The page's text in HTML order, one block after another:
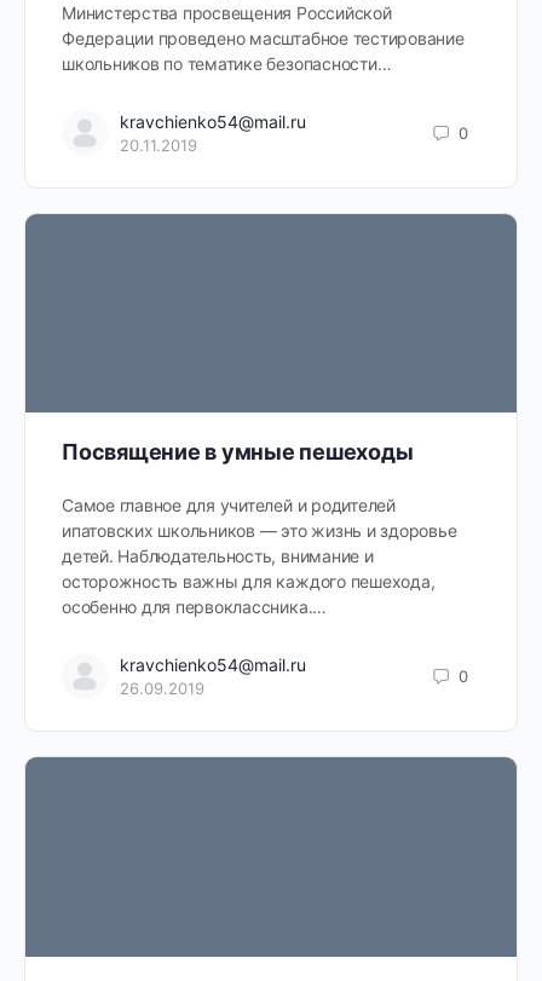
Министерства просвещения Российской
Федерации проведено масштабное тестирование
школьников по тематике безопасности…
kravchienko54@mail.ru
20.11.2019
0
Посвящение в умные пешеходы
Самое главное для учителей и родителей
ипатовских школьников — это жизнь и здоровье
детей. Наблюдательность, внимание и
осторожность важны для каждого пешехода,
особенно для первоклассника.…
kravchienko54@mail.ru
26.09.2019
0